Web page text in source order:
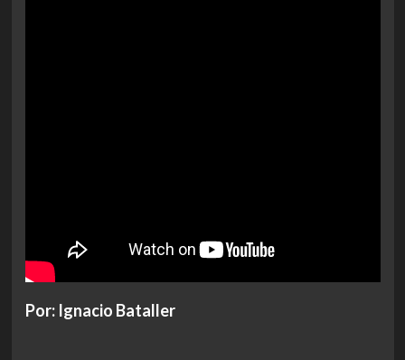
Por: Ignacio Bataller